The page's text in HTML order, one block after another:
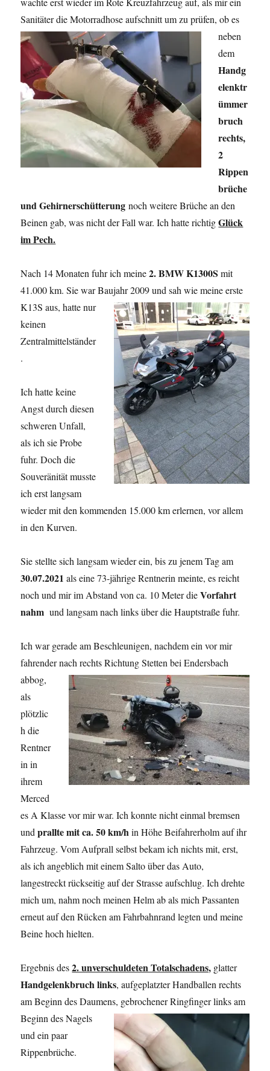
Sanitäter die Motorradhoseaufschnitt um zu prüfen, ob es
neben
dem
Handg
elenktr
ümmer
bruch
rechts,
2
Rippen
brüche
und Gehirnerschütterungnoch weitere Brüche an den
Beinen gab, was nicht der Fall war. Ich hatte richtigGlück
im Pech.
Nach 14 Monaten fuhr ich meine2. BMW K1300S mit
41.000 km. Sie war Baujahr 2009 und sah wie meine erste
K13S aus,hatte nur
keinen
Zentralmittelständer
.
Ich hatte keine
Angst durch diesen
schweren Unfall,
als ich sie Probe
fuhr. Doch die
Souveränität musste
ich erst langsam
wieder mit den kommenden 15.000 km erlernen, vor allem
in den Kurven.
Sie stellte sich langsam wieder ein, bis zu jenem Tag am
30.07.2021 als eine 73-jährige Rentnerin meinte, es reicht
noch und mir im Abstand von ca. 10 Meter dieVorfahrt
nahm und langsam nach links über die Hauptstraße fuhr.
Ich war gerade am Beschleunigen, nachdem ein vor mir
fahrender nach rechts Richtung Stetten bei Endersbach
abbog,
als
plötzlic
h die
Rentner
in in
ihrem
Merced
es A Klasse vor mir war. Ich konnte nicht einmal bremsen
undprallte mit ca. 50 km/hin Höhe Beifahrerholm auf ihr
Fahrzeug. Vom Aufprall selbst bekam ich nichts mit, erst,
als ich angeblich mit einem Salto über das Auto,
langestreckt rückseitig auf der Strasse aufschlug. Ich drehte
mich um, nahm noch meinen Helm ab als mich Passanten
erneut auf den Rücken am Fahrbahnrand legten und meine
Beine hoch hielten.
Ergebnis des2. unverschuldeten Totalschadens, glatter
Handgelenkbruch links, aufgeplatzter Handballen rechts
am Beginn des Daumens, gebrochenerRingfinger links am
Beginn des Nagels
und ein paar
Rippenbrüche.